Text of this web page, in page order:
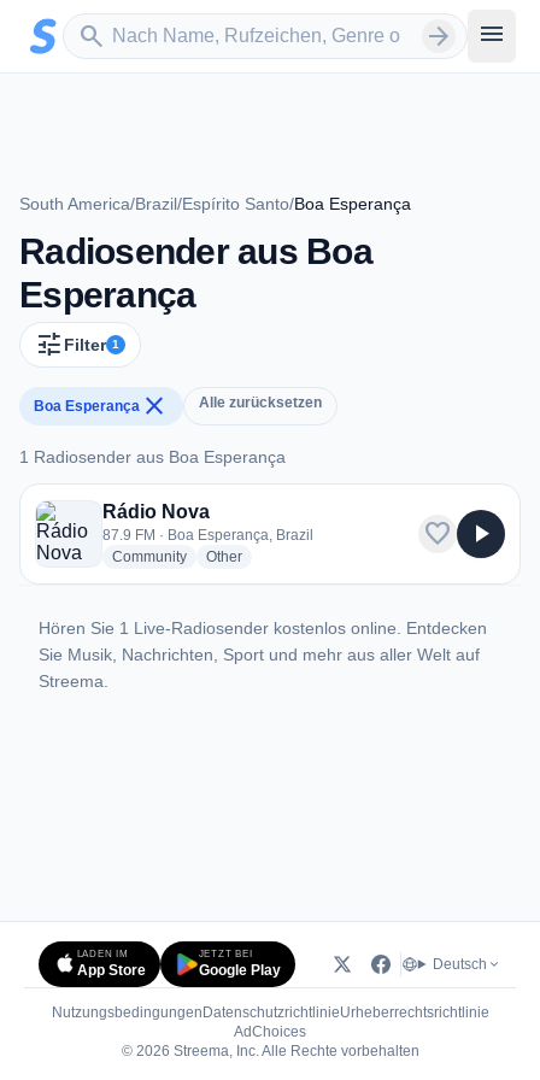
Zum Hauptinhalt springen
search
Sender suchen arrow_forward menu
South America/Brazil/Espírito Santo/Boa Esperança
Radiosender aus Boa
Esperança
tune Filter 1
Boa Esperança close Alle zurücksetzen
1 Radiosender aus Boa Esperança
1 Radiosender aus Boa Esperança
Rádio Nova
87.9 FM · Boa Esperança, Brazil
Communityradio stations
Otherradio stations
favorite play_arrow
Hören Sie 1 Live-Radiosender kostenlos online. Entdecken
Sie Musik, Nachrichten, Sport und mehr aus aller Welt auf
Streema.
LADEN IM
App Store
JETZT BEI
Google Play Deutsch
Nutzungsbedingungen DatenschutzrichtlinieUrheberrechtsrichtlinie
AdChoices(öffnet in neuem Tab)
© 2026 Streema, Inc. Alle Rechte vorbehalten